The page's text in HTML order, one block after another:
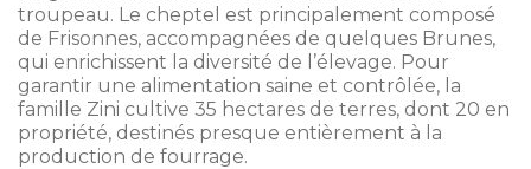
troupeau. Le cheptel est principalement composé
de Frisonnes, accompagnées de quelques Brunes,
qui enrichissent la diversité de l’élevage. Pour
garantir une alimentation saine et contrôlée, la
famille Zini cultive 35 hectares de terres, dont 20 en
propriété, destinés presque entièrement à la
production de fourrage.